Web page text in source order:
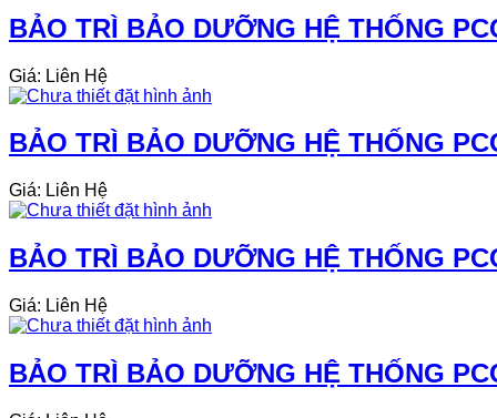
BẢO TRÌ BẢO DƯỠNG HỆ THỐNG
Giá: Liên Hệ
BẢO TRÌ BẢO DƯỠNG HỆ THỐNG
Giá: Liên Hệ
BẢO TRÌ BẢO DƯỠNG HỆ THỐNG
Giá: Liên Hệ
BẢO TRÌ BẢO DƯỠNG HỆ THỐNG